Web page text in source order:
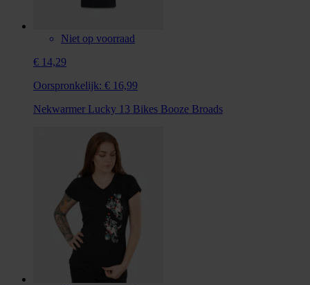
Niet op voorraad
€ 14,29
Oorspronkelijk: € 16,99
Nekwarmer Lucky 13 Bikes Booze Broads